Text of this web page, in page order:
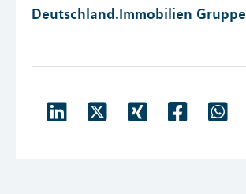
Deutschland.Immobilien Gruppe